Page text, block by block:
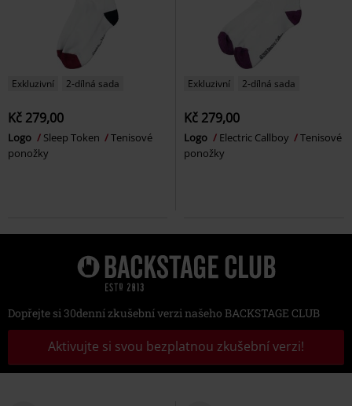
Exkluzivní 2-dílná sada
Kč 279,00
Logo Sleep Token
Tenisové
ponožky
Exkluzivní 2-dílná sada
Kč 279,00
Logo Electric Callboy
Tenisové
ponožky
Dopřejte si 30denní zkušební verzi našeho BACKSTAGE CLUB
Aktivujte si svou bezplatnou zkušební verzi!